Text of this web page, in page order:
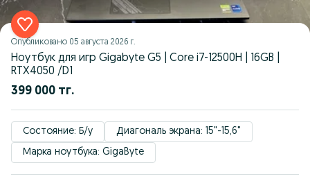
Опубликовано 05 августа 2026 г.
Ноутбук для игр Gigabyte G5 | Core i7-12500H | 16GB |
RTX4050 /D1
399 000 тг.
Состояние: Б/у
Диагональ экрана: 15"-15,6"
Марка ноутбука: GigaByte